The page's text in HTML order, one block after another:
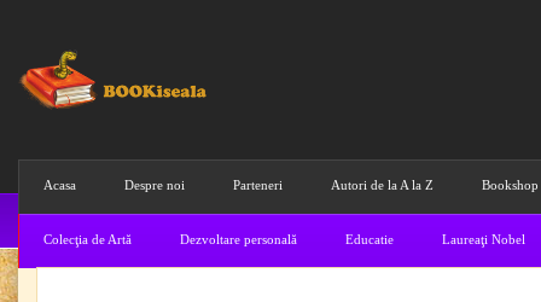
Acasa Despre noi Parteneri Autori de la A la Z Bookshop
Colecţia de Artă Dezvoltare personală Educatie Laureaţi Nobel